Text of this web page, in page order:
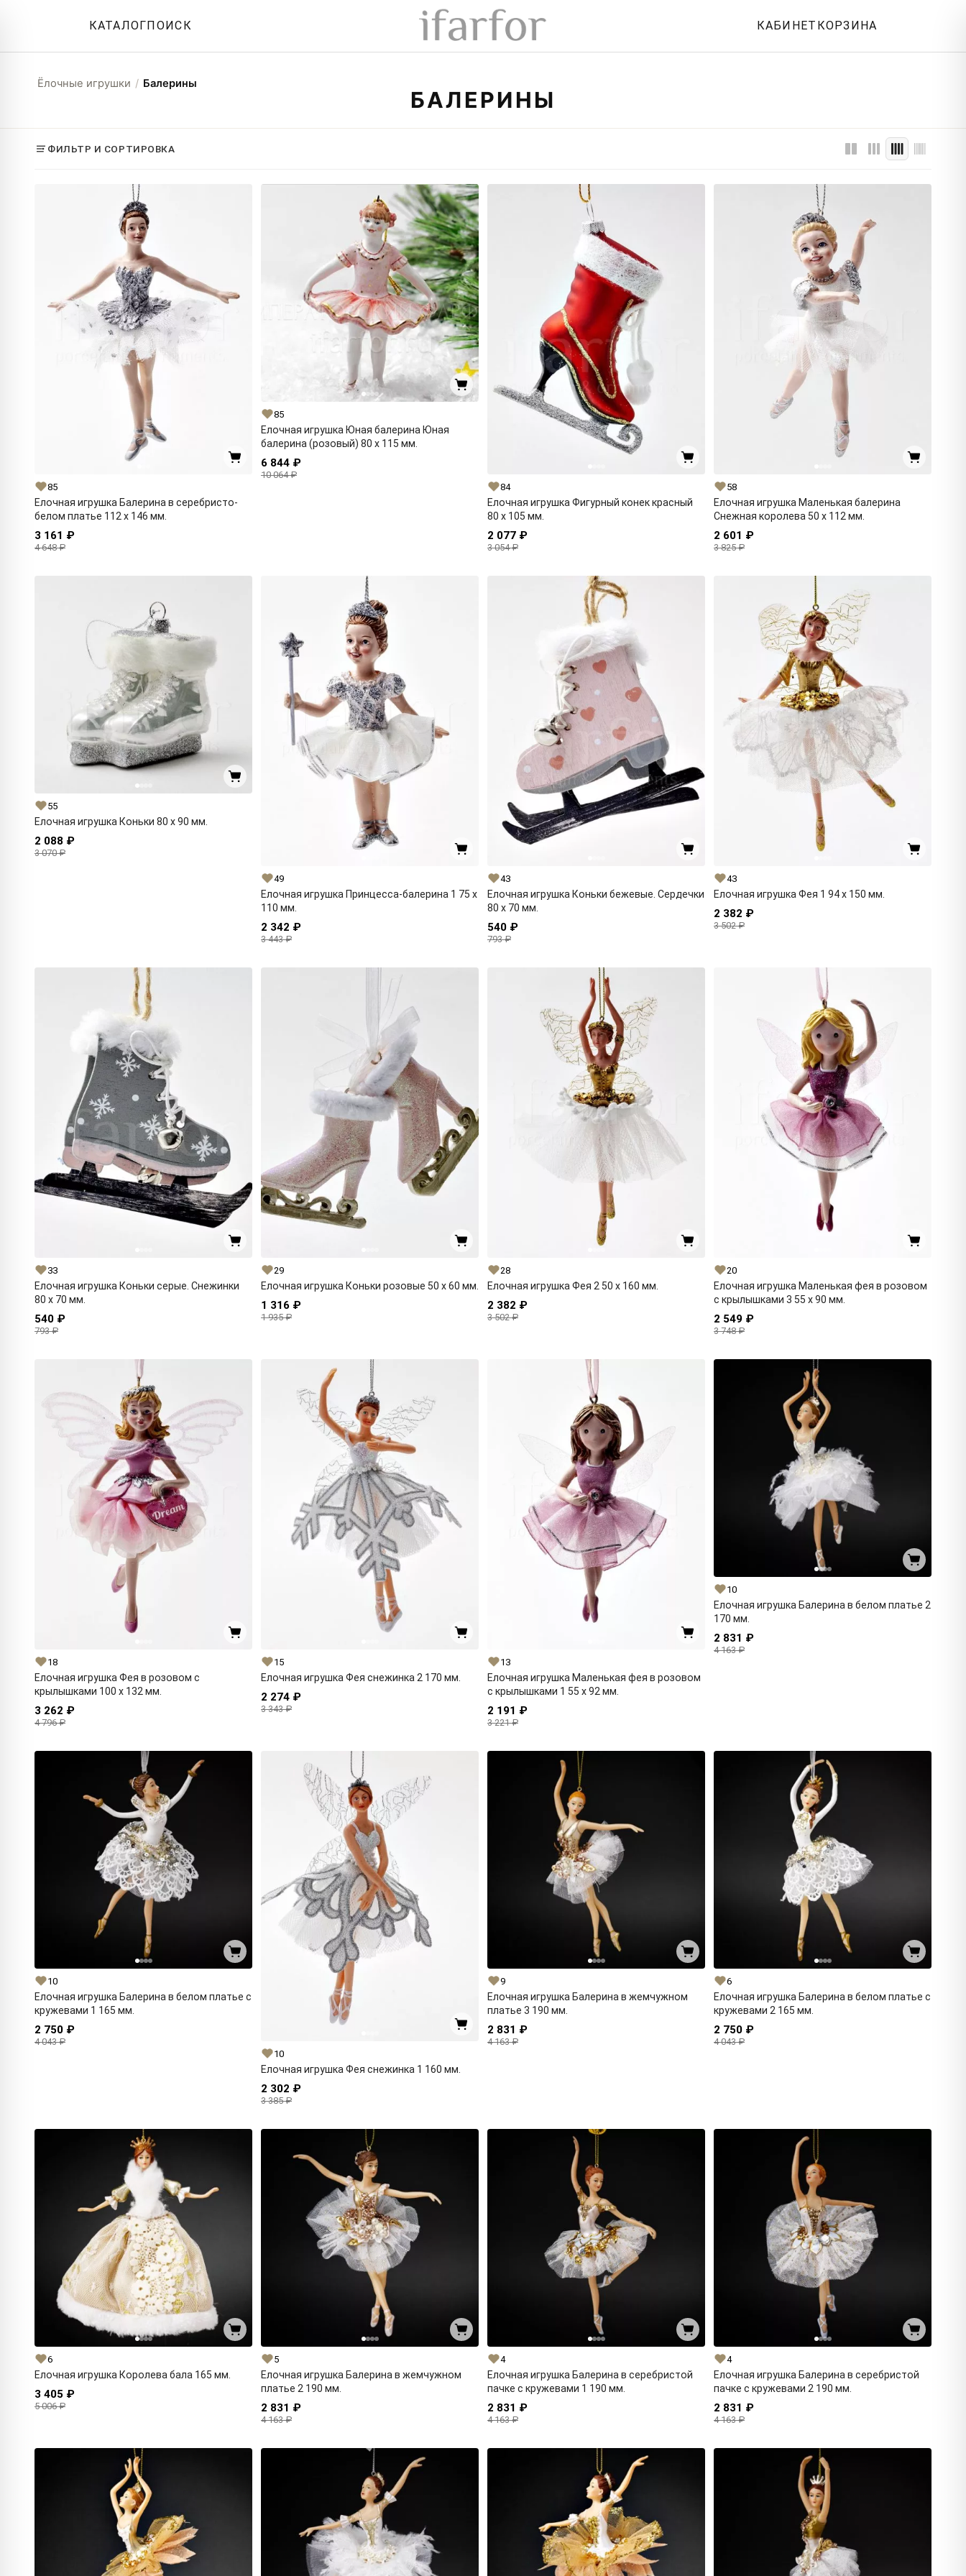
КАТАЛОГПОИСК КАБИНЕТ КОРЗИНА
Ёлочные игрушки / Балерины
БАЛЕРИНЫ
ФИЛЬТР И СОРТИРОВКА
85
Елочная игрушка Балерина в серебристо-
белом платье 112 x 146 мм.
3 161 ₽
4 648 ₽
85
Елочная игрушка Юная балерина Юная
балерина (розовый) 80 x 115 мм.
6 844 ₽
10 064 ₽
84
Елочная игрушка Фигурный конек красный
80 x 105 мм.
2 077 ₽
3 054 ₽
58
Елочная игрушка Маленькая балерина
Снежная королева 50 x 112 мм.
2 601 ₽
3 825 ₽
55
Елочная игрушка Коньки 80 x 90 мм.
2 088 ₽
3 070 ₽
49
Елочная игрушка Принцесса-балерина 1 75 x
110 мм.
2 342 ₽
3 443 ₽
43
Елочная игрушка Коньки бежевые. Сердечки
80 x 70 мм.
540 ₽
793 ₽
43
Елочная игрушка Фея 1 94 x 150 мм.
2 382 ₽
3 502 ₽
33
Елочная игрушка Коньки серые. Снежинки
80 x 70 мм.
540 ₽
793 ₽
29
Елочная игрушка Коньки розовые 50 x 60 мм.
1 316 ₽
1 935 ₽
28
Елочная игрушка Фея 2 50 x 160 мм.
2 382 ₽
3 502 ₽
20
Елочная игрушка Маленькая фея в розовом
с крылышками 3 55 x 90 мм.
2 549 ₽
3 748 ₽
18
Елочная игрушка Фея в розовом с
крылышками 100 x 132 мм.
3 262 ₽
4 796 ₽
15
Елочная игрушка Фея снежинка 2 170 мм.
2 274 ₽
3 343 ₽
13
Елочная игрушка Маленькая фея в розовом
с крылышками 1 55 x 92 мм.
2 191 ₽
3 221 ₽
10
Елочная игрушка Балерина в белом платье 2
170 мм.
2 831 ₽
4 163 ₽
10
Елочная игрушка Балерина в белом платье с
кружевами 1 165 мм.
2 750 ₽
4 043 ₽
10
Елочная игрушка Фея снежинка 1 160 мм.
2 302 ₽
3 385 ₽
9
Елочная игрушка Балерина в жемчужном
платье 3 190 мм.
2 831 ₽
4 163 ₽
6
Елочная игрушка Балерина в белом платье с
кружевами 2 165 мм.
2 750 ₽
4 043 ₽
6
Елочная игрушка Королева бала 165 мм.
3 405 ₽
5 006 ₽
5
Елочная игрушка Балерина в жемчужном
платье 2 190 мм.
2 831 ₽
4 163 ₽
4
Елочная игрушка Балерина в серебристой
пачке с кружевами 1 190 мм.
2 831 ₽
4 163 ₽
4
Елочная игрушка Балерина в серебристой
пачке с кружевами 2 190 мм.
2 831 ₽
4 163 ₽